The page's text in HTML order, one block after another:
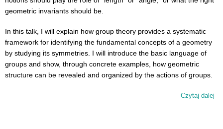
geometric invariants should be.
In this talk, I will explain how group theory provides a systematic
framework for identifying the fundamental concepts of a geometry
by studying its symmetries. I will introduce the basic language of
groups and show, through concrete examples, how geometric
structure can be revealed and organized by the actions of groups.
Czytaj dalej